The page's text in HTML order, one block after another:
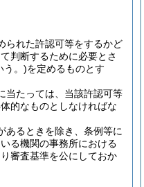
られた許認可等をするかど
判断するために必要とさ
う。)を定めるものとす
当たっては、当該許認可等
的なものとしなければな
あるときを除き、条例等に
る機関の事務所における
審査基準を公にしておか